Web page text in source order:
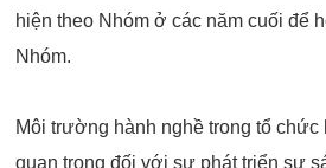
hiện theo Nhóm ở các năm cuối để
Nhóm.
Môi trường hành nghề trong tổ chức
quan trọng đối với sự phát triển sự